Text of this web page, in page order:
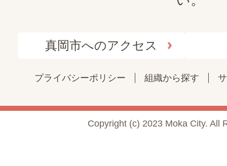
真岡市へのアクセス
プライバシーポリシー 組織から探す
Copyright (c) 2023 Moka City. All